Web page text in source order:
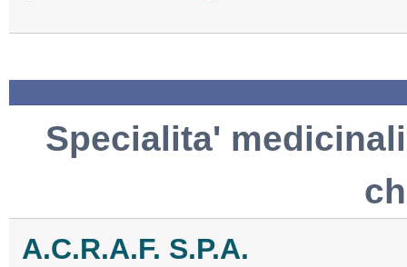
Specialita'
A.C.R.A.F. S.P.A.